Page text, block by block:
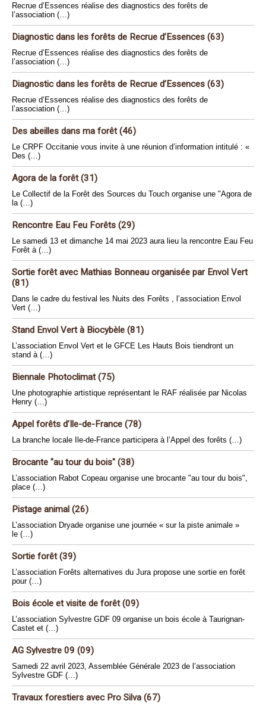
Recrue d’Essences réalise des diagnostics des forêts de
l’association (…)
Diagnostic dans les forêts de Recrue d’Essences (63)
Recrue d’Essences réalise des diagnostics des forêts de
l’association (…)
Diagnostic dans les forêts de Recrue d’Essences (63)
Recrue d’Essences réalise des diagnostics des forêts de
l’association (…)
Des abeilles dans ma forêt (46)
Le CRPF Occitanie vous invite à une réunion d’information intitulé : «
Des (…)
Agora de la forêt (31)
Le Collectif de la Forêt des Sources du Touch organise une "Agora de
la (…)
Rencontre Eau Feu Forêts (29)
Le samedi 13 et dimanche 14 mai 2023 aura lieu la rencontre Eau Feu
Forêt à (…)
Sortie forêt avec Mathias Bonneau organisée par Envol Vert
(81)
Dans le cadre du festival les Nuits des Forêts , l’association Envol
Vert (…)
Stand Envol Vert à Biocybèle (81)
L’association Envol Vert et le GFCE Les Hauts Bois tiendront un
stand à (…)
Biennale Photoclimat (75)
Une photographie artistique représentant le RAF réalisée par Nicolas
Henry (…)
Appel forêts d’Ile-de-France (78)
La branche locale Ile-de-France participera à l’Appel des forêts (…)
Brocante "au tour du bois" (38)
L’association Rabot Copeau organise une brocante "au tour du bois",
place (…)
Pistage animal (26)
L’association Dryade organise une journée « sur la piste animale »
le (…)
Sortie forêt (39)
L’association Forêts alternatives du Jura propose une sortie en forêt
pour (…)
Bois école et visite de forêt (09)
L’association Sylvestre GDF 09 organise un bois école à Taurignan-
Castet et (…)
AG Sylvestre 09 (09)
Samedi 22 avril 2023, Assemblée Générale 2023 de l’association
Sylvestre GDF (…)
Travaux forestiers avec Pro Silva (67)